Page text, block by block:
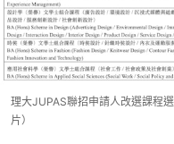
理大JUPAS聯招申請人改選課程
片）